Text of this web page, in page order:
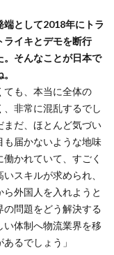
として2018年にトラ
ライキとデモを断行
。そんなことが日本で
ても、本当に全体の
非常に混乱するでし
まだ、ほとんど気づい
も届かないような地味
かれていて、すごく
スキルが求められ、
外国人を入れようと
問題をどう解決する
体制へ物流業界を移
るでしょう」